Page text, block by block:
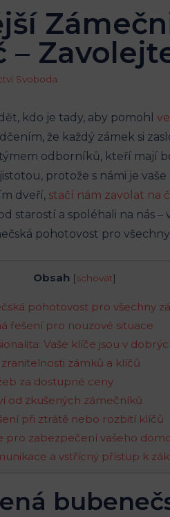
–
Svoboda
kdo je tady, aby pomohl ve
že každý zámek si
odborníků, kteří mají
protože s námi je
dveří, stačí nám zavolat na
starostí a spoléhali na nás
Obsah [schovat]
pohotovost pro všechny
řešení pro nouzové situace
Vaše klíče jsou v
zámků a klíčů
za dostupné ceny
od zkušených zámečníků
při ztrátě nebo rozbití klíčů
pro zabezpečení vašeho
a vstřícný přístup k